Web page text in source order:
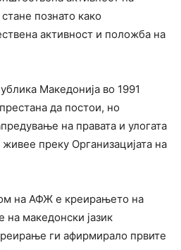
познато како
активност и положба на
Македонија во 1991
да постои, но
на правата и улогата
преку Организацијата на
на АФЖ е креирањето на
на македонски јазик
ги афирмирало првите